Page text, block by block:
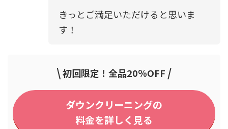
きっとご満足いただけると思いま
す！
\初回限定！全品20％OFF /
ダウンクリーニングの
料金を詳しく見る